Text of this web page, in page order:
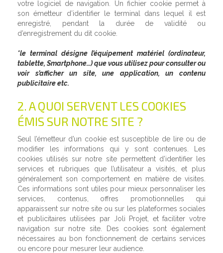
votre logiciel de navigation. Un fichier cookie permet à
son émetteur d’identifier le terminal dans lequel il est
enregistré, pendant la durée de validité ou
d’enregistrement du dit cookie.
*le terminal désigne l’équipement matériel (ordinateur,
tablette, Smartphone…) que vous utilisez pour consulter ou
voir s’afficher un site, une application, un contenu
publicitaire etc.
2. A QUOI SERVENT LES COOKIES
ÉMIS SUR NOTRE SITE ?
Seul l’émetteur d’un cookie est susceptible de lire ou de
modifier les informations qui y sont contenues. Les
cookies utilisés sur notre site permettent d’identifier les
services et rubriques que l’utilisateur a visités, et plus
généralement son comportement en matière de visites.
Ces informations sont utiles pour mieux personnaliser les
services, contenus, offres promotionnelles qui
apparaissent sur notre site ou sur les plateformes sociales
et publicitaires utilisées par Joli Projet, et faciliter votre
navigation sur notre site. Des cookies sont également
nécessaires au bon fonctionnement de certains services
ou encore pour mesurer leur audience.